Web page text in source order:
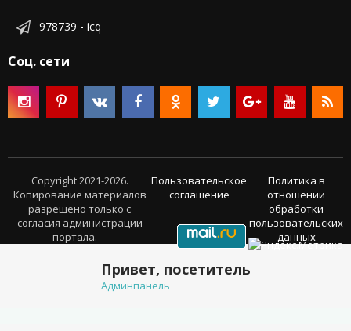
978739 - icq
Соц. сети
Copyright 2021-2026.
Копирование материалов
разрешено только с
согласия администрации
портала.
Пользовательское
соглашение
Политика в
отношении
обработки
пользовательских
данных
Привет, посетитель
Админпанель